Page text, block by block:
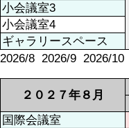
小会議室3
小会議室4
ギャラリースペース
2026/8 2026/9 2026/10
２０２７年８月
国際会議室